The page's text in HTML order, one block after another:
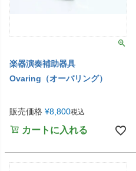
楽器演奏補助器具
Ovaring（オーバリング）
販売価格 ¥8,800税込
カートに入れる